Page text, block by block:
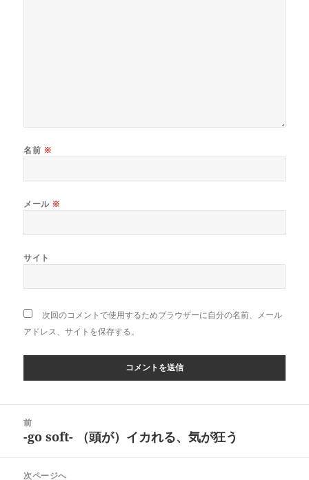
名前 ※
メール ※
サイト
次回のコメントで使用するためブラウザーに自分の名前、メール
アドレス、サイトを保存する。
前
前
投
-go soft- （頭が）イカれる、気が狂う
次ページへ